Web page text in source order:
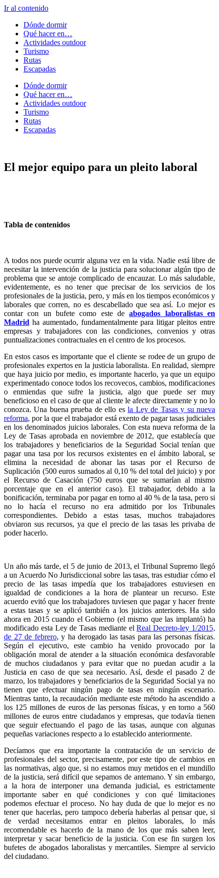
Ir al contenido
Dónde dormir
Qué hacer en…
Actividades outdoor
Turismo
Rutas
Escapadas
Dónde dormir
Qué hacer en…
Actividades outdoor
Turismo
Rutas
Escapadas
El mejor equipo para un pleito laboral
Tabla de contenidos
A todos nos puede ocurrir alguna vez en la vida. Nadie está libre de
necesitar la intervención de la justicia para solucionar algún tipo de
problema que se antoje complicado de encauzar. Lo más saludable,
evidentemente, es no tener que precisar de los servicios de los
profesionales de la justicia, pero, y más en los tiempos económicos y
laborales que corren, no es descabellado que sea así. Lo mejor es
contar con un bufete como este deabogados laboralistas en
Madrid ha aumentado, fundamentalmente para litigar pleitos entre
empresas y trabajadores con las condiciones, convenios y otras
puntualizaciones contractuales en el centro de los procesos.
En estos casos es importante que el cliente se rodee de un grupo de
profesionales expertos en la justicia laboralista. En realidad, siempre
que haya juicio por medio, es importante hacerlo, ya que un equipo
experimentado conoce todos los recovecos, cambios, modificaciones
o enmiendas que sufre la justicia, algo que puede ser muy
beneficioso en el caso de que al cliente le afecte directamente y no lo
conozca. Una buena prueba de ello esla Ley de Tasas y su nueva
reforma, por la que el trabajador está exento de pagar tasas judiciales
en los denominados juicios laborales. Con esta nueva reforma de la
Ley de Tasas aprobada en noviembre de 2012, que establecía que
los trabajadores y beneficiarios de la Seguridad Social tenían que
pagar una tasa por los recursos existentes en el ámbito laboral, se
elimina la necesidad de abonar las tasas por el Recurso de
Suplicación (500 euros sumados al 0,10 % del total del juicio) y por
el Recurso de Casación (750 euros que se sumarían al mismo
porcentaje que en el anterior caso). El trabajador, debido a la
bonificación, terminaba por pagar en torno al 40 % de la tasa, pero si
no lo hacía el recurso no era admitido por los Tribunales
correspondientes. Debido a estas tasas, muchos trabajadores
obviaron sus recursos, ya que el precio de las tasas les privaba de
poder hacerlo.
Un año más tarde, el 5 de junio de 2013, el Tribunal Supremo llegó
a un Acuerdo No Jurisdiccional sobre las tasas, tras estudiar cómo el
precio de las tasas impedía que los trabajadores estuviesen en
igualdad de condiciones a la hora de plantear un recurso. Este
acuerdo evitó que los trabajadores tuviesen que pagar y hacer frente
a estas tasas y se aplicó también a los juicios anteriores. Ha sido
ahora en 2015 cuando el Gobierno (el mismo que las implantó) ha
modificado esta Ley de Tasas mediante elReal Decreto-ley 1/2015,
de 27 de febrero, y ha derogado las tasas para las personas físicas.
Según el ejecutivo, este cambio ha venido provocado por la
obligación moral de atender a la situación económica desfavorable
de muchos ciudadanos y para evitar que no puedan acudir a la
Justicia en caso de que sea necesario. Así, desde el pasado 2 de
marzo, los trabajadores y beneficiarios de la Seguridad Social ya no
tienen que efectuar ningún pago de tasas en ningún escenario.
Mientras tanto, la recaudación mediante este método ha ascendido a
los 125 millones de euros de las personas físicas, y en torno a 560
millones de euros entre ciudadanos y empresas, que todavía tienen
que seguir efectuando el pago de las tasas, aunque con algunas
pequeñas variaciones respecto a lo establecido anteriormente.
Decíamos que era importante la contratación de un servicio de
profesionales del sector, precisamente, por este tipo de cambios en
las normativas, algo que, si no estamos muy metidos en el mundillo
de la justicia, será difícil que sepamos de antemano. Y sin embargo,
a la hora de interponer una demanda judicial, es estrictamente
importante saber en qué condiciones y con qué limitaciones
podemos efectuar el proceso. No hay duda de que lo mejor es no
tener que hacerlas, pero tampoco debería haberlas al pensar que, si
de verdad necesitamos entrar en pleitos laborales, lo más
recomendable es hacerlo de la mano de los que más saben leer,
interpretar y sacar beneficio de la justicia. Con ese fin surgen los
bufetes de abogados laboralistas y mercantiles. Siempre al servicio
del ciudadano.